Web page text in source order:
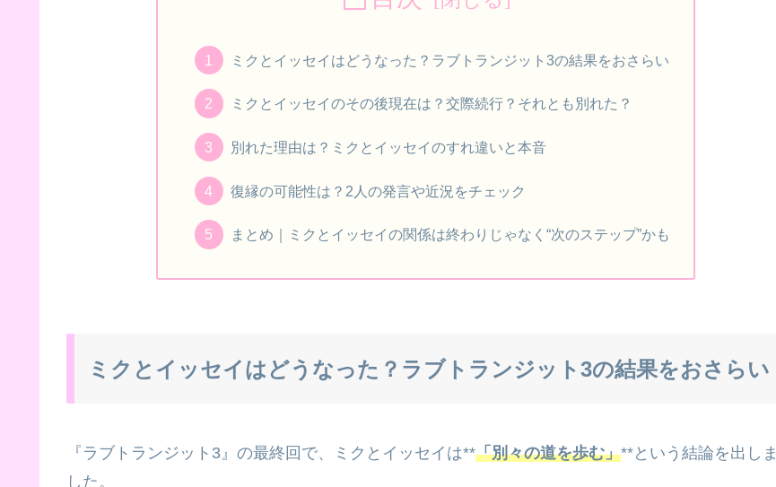
ミクとイッセイはどうなった？ラブトランジット3の結果をおさらい
ミクとイッセイのその後現在は？交際続行？それとも別れた？
別れた理由は？ミクとイッセイのすれ違いと本音
復縁の可能性は？2人の発言や近況をチェック
まとめ｜ミクとイッセイの関係は終わりじゃなく“次のステップ”かも
ミクとイッセイはどうなった？ラブトランジット3の結果をおさらい
『ラブトランジット3』の最終回で、ミクとイッセイは**「別々の道を歩む」**という結論を出しま
した。